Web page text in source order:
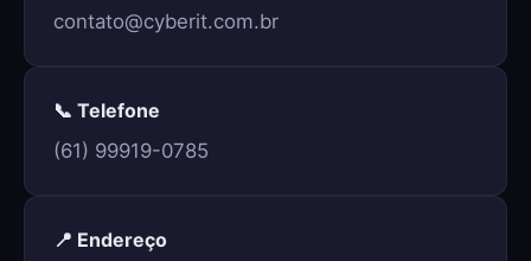
contato@cyberit.com.br
📞 Telefone
(61) 99919-0785
📍 Endereço